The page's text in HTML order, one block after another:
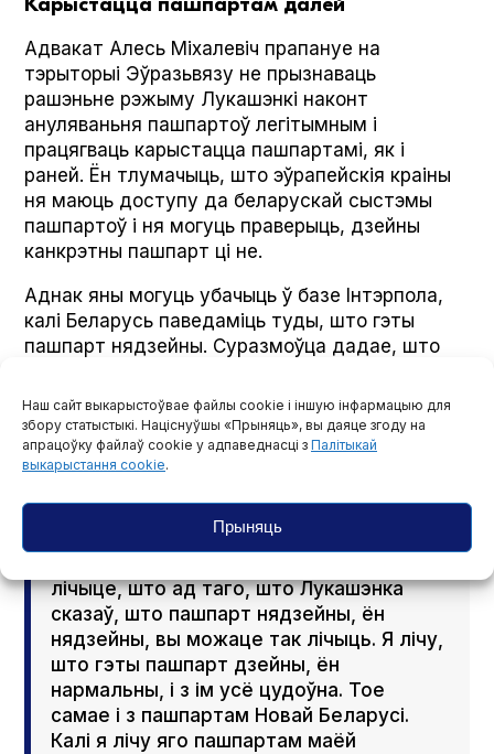
Наш сайт выкарыстоўвае файлы cookie і іншую інфармацыю для
збору статыстыкі. Націснуўшы «Прыняць», вы даяце згоду на
апрацоўку файлаў cookie у адпаведнасці з Палітыкай
выкарыстання cookie.
Прыняць
Адвакат Алесь Міхалевіч прапануе на
тэрыторыі Эўразьвязу не прызнаваць
рашэньне рэжыму Лукашэнкі наконт
ануляваньня пашпартоў легітымным і
працягваць карыстацца пашпартамі, як і
раней. Ён тлумачыць, што эўрапейскія краіны
ня маюць доступу да беларускай сыстэмы
пашпартоў і ня могуць праверыць, дзейны
канкрэтны пашпарт ці не.
Аднак яны могуць убачыць ў базе Інтэрпола,
калі Беларусь паведаміць туды, што гэты
пашпарт нядзейны. Суразмоўца дадае, што
займаецца ў тым ліку такімі пытаньнямі зь
Інтэрполам.
Лукашэнкі. — РС), таму гэты пашпарт
лічыце, што ад таго, што Лукашэнка
сказаў, што пашпарт нядзейны, ён
нядзейны, вы можаце так лічыць. Я лічу,
што гэты пашпарт дзейны, ён
нармальны, і з ім усё цудоўна. Тое
самае і з пашпартам Новай Беларусі.
Калі я лічу яго пашпартам маёй